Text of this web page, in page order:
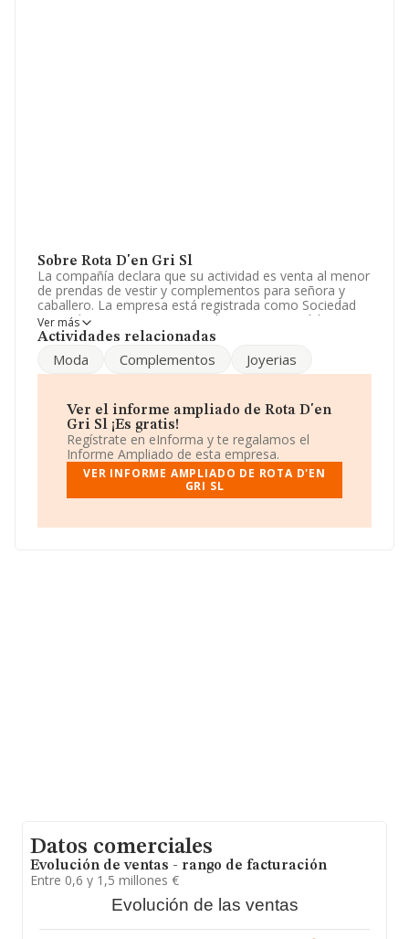
Sobre Rota D'en Gri Sl
La compañía declara que su actividad es venta al menor
de prendas de vestir y complementos para señora y
caballero. La empresa está registrada como Sociedad
Limitada. Su CNAE corresponde a 4771 con código
'Comercio al por menor de prendas de vestir en
actividad en mercados exteriores.
cuenta la información disponible en INFORMA, ha
dispuesto de un número de empleados por encima de la
media de sector.
Su email esinfo@mostandmost.com. La web es
www.mostandmost.com.
B07859093, está situada en Paseo Colom núm. 94,
Ver más
Actividades relacionadas
Moda Complementos Joyerias
Ver el informe ampliado de Rota D'en
Gri Sl ¡Es gratis!
Regístrate en eInforma y te regalamos el
Informe Ampliado de esta empresa.
VER INFORME AMPLIADO DE ROTA D'EN
GRI SL
Datos comerciales
Evolución de ventas - rango de facturación
Entre 0,6 y 1,5 millones €
Evolución de las ventas